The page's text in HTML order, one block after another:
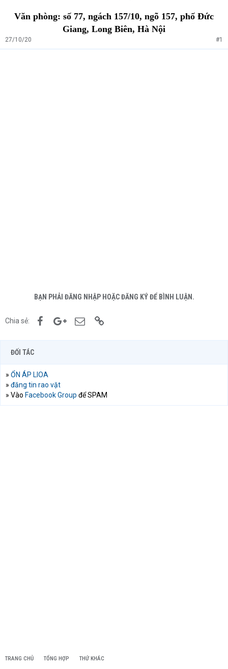
Văn phòng: số 77, ngách 157/10, ngõ 157, phố Đức
Giang, Long Biên, Hà Nội
27/10/20 #1
BẠN PHẢI ĐĂNG NHẬP HOẶC ĐĂNG KÝ ĐỂ BÌNH LUẬN.
Chia sẻ: FacebookGoogle+Email
ĐỐI TÁC
» ỔN ÁP LIOA
» đăng tin rao vặt
» Vào Facebook Group để SPAM
TRANG CHỦ TỔNG HỢP THỨ KHÁC